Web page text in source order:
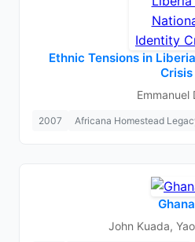
Ethnic Tensions in
Crisis
Emmanuel
2007 Africana Homestead
Ghana
John Kuada,